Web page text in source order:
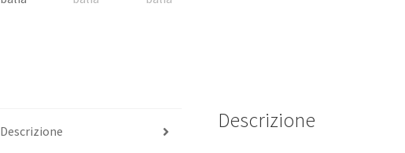
Descrizione Descrizione